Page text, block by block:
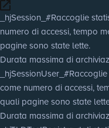
_hjSession_#Raccoglie
numero di accessi, tempo
pagine sono state lette.
Durata massima di
_hjSessionUser_#
come numero di accessi,
quali pagine sono state
Durata massima di